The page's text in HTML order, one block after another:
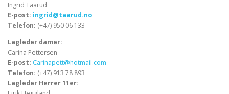
Ingrid Taarud
E-post: ingrid@taarud.no
Telefon: (+47) 950 06 133
Lagleder damer:
Carina Pettersen
E-post: Carinapett@hotmail.com
Telefon: (+47) 913 78 893
Lagleder Herrer 11er: